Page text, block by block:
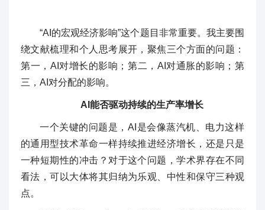
“AI的宏观经济影响”这个题目非常重要。我主要围
绕文献梳理和个人思考展开，聚焦三个方面的问题：
第一，AI对增长的影响；第二，AI对通胀的影响；第
三，AI对分配的影响。
AI能否驱动持续的生产率增长
一个关键的问题是，AI是会像蒸汽机、电力这样
的通用型技术革命一样持续推进经济增长，还是只是
一种短期性的冲击？对于这个问题，学术界存在不同
看法，可以大体将其归纳为乐观、中性和保守三种观
点。